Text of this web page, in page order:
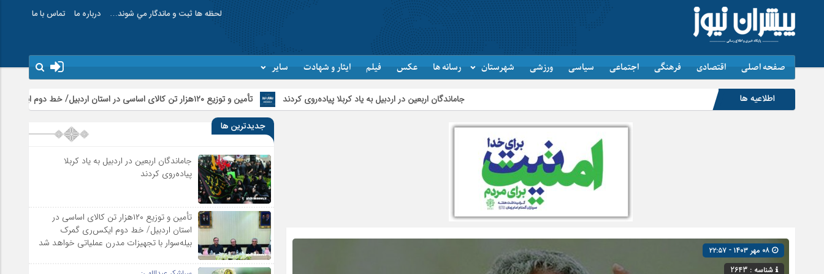
لحظه ها ثبت و ماندگار مي شوند… درباره ما تماس با ما
صفحه اصلی اقتصادی فرهنگی اجتماعی سیاسی ورزشی شهرستان رسانه ها عکس فیلم ایثار و شهادت سایر
اطلاعیه ها جاماندگان اربعین در اردبیل به یاد کربلا پیاده‌روی کردند تأمین و توزیع ۱۲۰هزار تن کالای اساسی در استان اردبیل/ خط دوم ایکس‌ری گمرک بیله‌سوار با تجهیزات مدرن عملیاتی خواهد شد
شناسه : 2643
جدیدترین ها
جاماندگان اربعین در اردبیل به یاد کربلا
پیاده‌روی کردند
تأمین و توزیع ۱۲۰هزار تن کالای اساسی در
استان اردبیل/ خط دوم ایکس‌ری گمرک
بیله‌سوار با تجهیزات مدرن عملیاتی خواهد شد